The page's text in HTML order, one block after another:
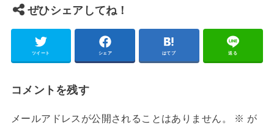
ぜひシェアしてね！
ツイート シェア はてブ 送る
コメントを残す
メールアドレスが公開されることはありません。 ※ が